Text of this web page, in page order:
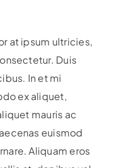
at ipsum ultricies,
Duis
In et mi
ex aliquet,
mauris ac
euismod
Aliquam eros